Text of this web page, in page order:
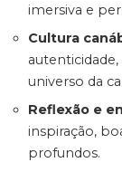
imersiva e
Cultura
universo da
Reflexão e
inspiração,
profundos.